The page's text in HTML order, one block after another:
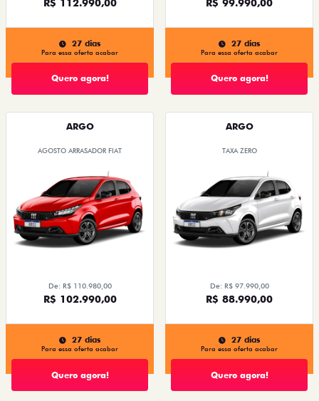
27 dias
Para essa oferta acabar
Quero agora!
27 dias
Para essa oferta acabar
Quero agora!
ARGO
AGOSTO ARRASADOR FIAT
De: R$ 110.980,00
R$ 102.990,00
27 dias
Para essa oferta acabar
Quero agora!
ARGO
TAXA ZERO
De: R$ 97.990,00
R$ 88.990,00
27 dias
Para essa oferta acabar
Quero agora!